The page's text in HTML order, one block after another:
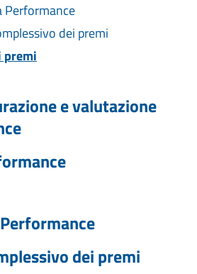
Performance
dei premi
premi
e valutazione
dei premi